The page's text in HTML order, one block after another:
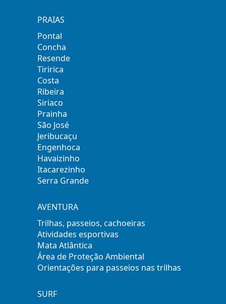
PRAIAS
Pontal
Concha
Resende
Tiririca
Costa
Ribeira
Siriaco
Prainha
São José
Jeribucaçu
Engenhoca
Havaizinho
Itacarezinho
Serra Grande
AVENTURA
Trilhas, passeios, cachoeiras
Atividades esportivas
Mata Atlântica
Área de Proteção Ambiental
Orientações para passeios nas trilhas
SURF